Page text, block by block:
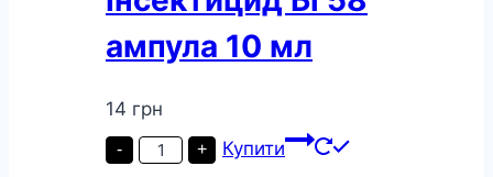
ампула 10 мл
14 грн
-
Інсектицид
Бі
+ Купити